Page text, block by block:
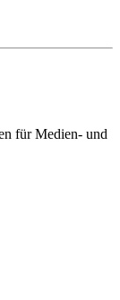
für Medien- und